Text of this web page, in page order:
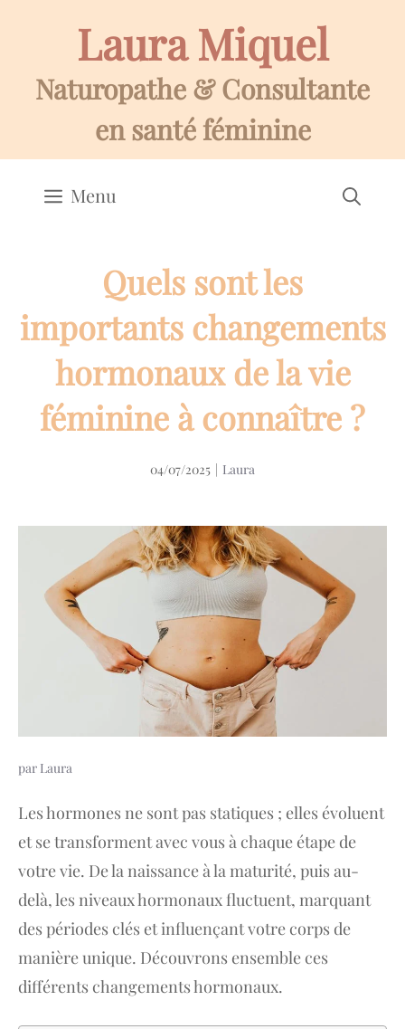
Laura Miquel
Naturopathe & Consultante
en santé féminine
Menu
Quels sont les
importants changements
hormonaux de la vie
féminine à connaître ?
04/07/2025 | Laura
par Laura
Les hormones ne sont pas statiques ; elles évoluent
et se transforment avec vous à chaque étape de
votre vie. De la naissance à la maturité, puis au-
delà, les niveaux hormonaux fluctuent, marquant
des périodes clés et influençant votre corps de
manière unique. Découvrons ensemble ces
différents changements hormonaux.